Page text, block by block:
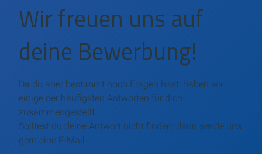
Wir freuen uns auf
deine Bewerbung!
Da du aber bestimmt noch Fragen hast, haben wir
einige der häufigsten Antworten für dich
zusammengestellt.
Solltest du deine Antwort nicht finden, dann sende uns
gern eine E-Mail.